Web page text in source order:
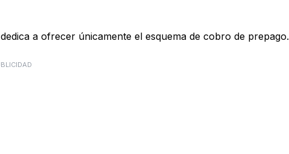
a ofrecer únicamente el esquema de cobro de prepago.